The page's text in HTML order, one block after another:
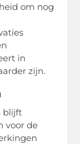
om nog
in
zijn.
blijft
voor de